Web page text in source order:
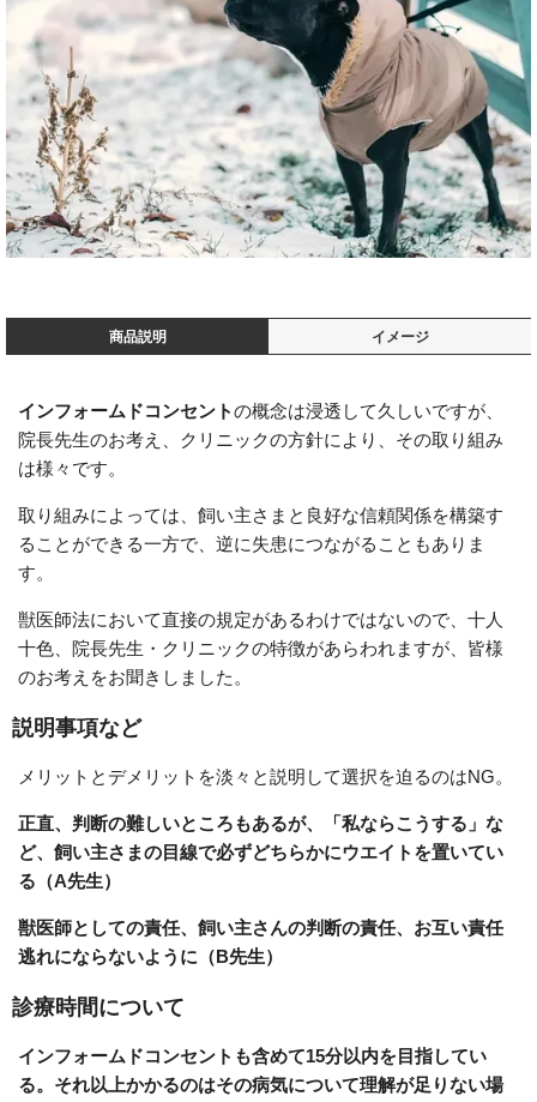
商品説明 イメージ
インフォームドコンセントの概念は浸透して久しいですが、
院長先生のお考え、クリニックの方針により、その取り組み
は様々です。
取り組みによっては、飼い主さまと良好な信頼関係を構築す
ることができる一方で、逆に失患につながることもありま
す。
獣医師法において直接の規定があるわけではないので、十人
十色、院長先生・クリニックの特徴があらわれますが、皆様
のお考えをお聞きしました。
説明事項など
メリットとデメリットを淡々と説明して選択を迫るのはNG。
正直、判断の難しいところもあるが、「私ならこうする」な
ど、飼い主さまの目線で必ずどちらかにウエイトを置いてい
る（A先生）
獣医師としての責任、飼い主さんの判断の責任、お互い責任
逃れにならないように（B先生）
診療時間について
インフォームドコンセントも含めて15分以内を目指してい
る。それ以上かかるのはその病気について理解が足りない場